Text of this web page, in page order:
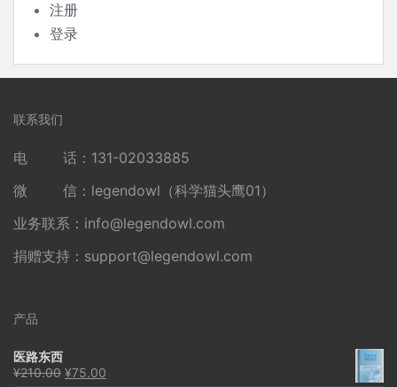
注册
登录
联系我们
电 话：131-02033885
微 信：legendowl（科学猫头鹰01）
业务联系： info@legendowl.com
捐赠支持： support@legendowl.com
产品
医路东西
¥210.00 原
¥75.00